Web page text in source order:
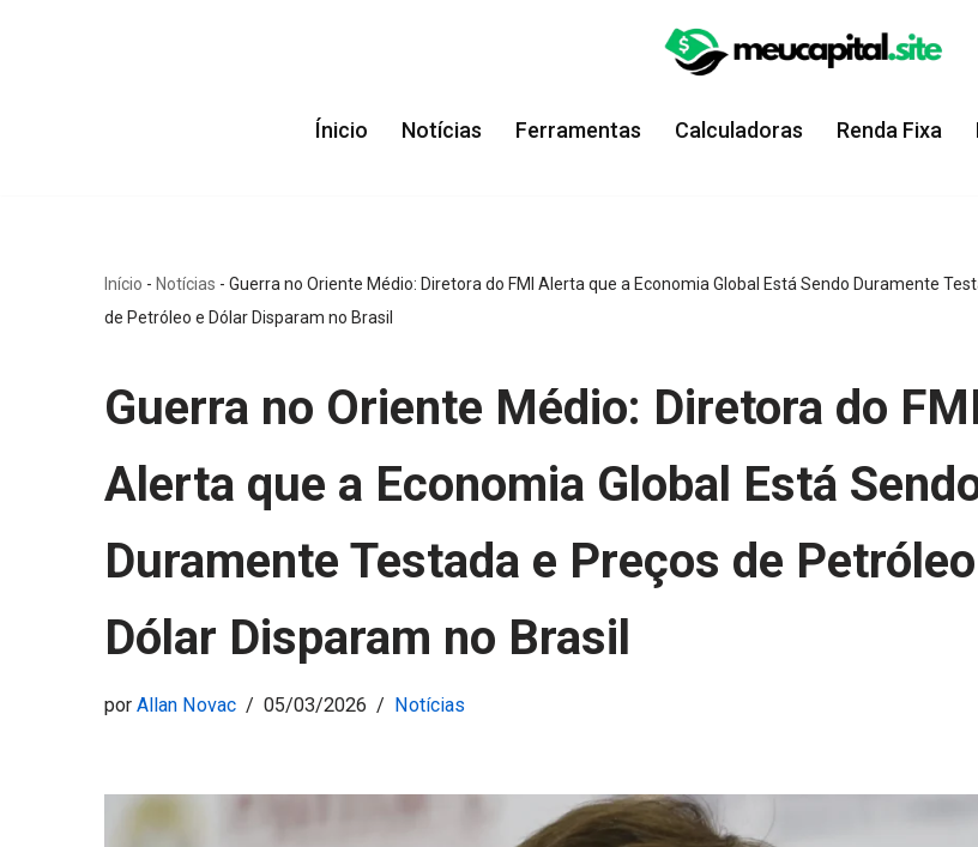
Ínicio Notícias Ferramentas Calculadoras Renda Fixa
Início - Notícias - Guerra no Oriente Médio: Diretora do FMI Alerta que a Economia Global Está Sendo Duramente
de Petróleo e Dólar Disparam no Brasil
Guerra no Oriente Médio: Diretora do
Alerta que a Economia Global Está
Duramente Testada e Preços de
Dólar Disparam no Brasil
por Allan Novac 05/03/2026 Notícias